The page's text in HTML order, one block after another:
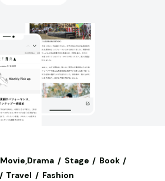
Movie,Drama Stage
Book
Travel Fashion